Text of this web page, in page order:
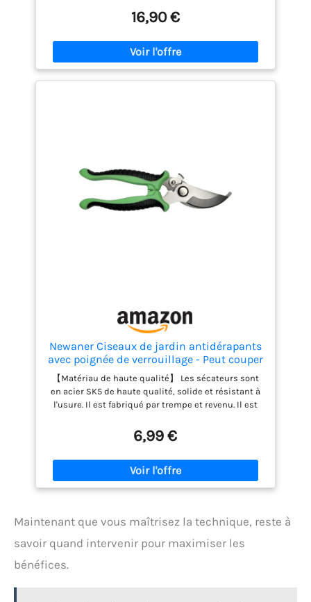
Lame supérieure en acier japonais de 48 mm et
revêtement anti-adhérent de téflon SÉCATEUR À
LAME FRANCHE - Sécateur à lame franche avec lame
inférieure en acier au carbone, chromé. Cisaille
Coupe branches de précision COMPACT
CONFORTABLE ERGONOMIQUE - Poignées
plantes de maison, fleurs, petites branches
DIMENSIONS EXACTES DU SECATEUR - Longueur : 215
mm, Poids 256gr, lame 48mm ; Diamètre de coupe
recommandé : 5-20mm.
16,90 €
Newaner Ciseaux de jardin antidérapants
avec poignée de verrouillage - Peut couper
les fleurs et les branches des plantes de
jardin - Sécateur de rosier - Réparation du
rotin - Sécateur de jardin
【Matériau de haute qualité】 Les sécateurs sont
en acier SK5 de haute qualité, solide et résistant à
l'usure. Il est fabriqué par trempe et revenu. Il est
résistant à la rouille. Il peut couper de manière
flexible des branches d'un diamètre de 0 à 20 mm,
coupé à la perfection 【Conception de rebond】 Le
ressort haute ténacité remplaçable intégré, qui
peut rebondir lorsqu'il est utilisé, peut fournir une
physique et réduisant la fatigue des mains
【Poignée antidérapante】 La poignée est en
silicone, qui a une texture antidérapante, ce qui
6,99 €
Maintenant que vous maîtrisez la technique, reste à
savoir quand intervenir pour maximiser les
bénéfices.